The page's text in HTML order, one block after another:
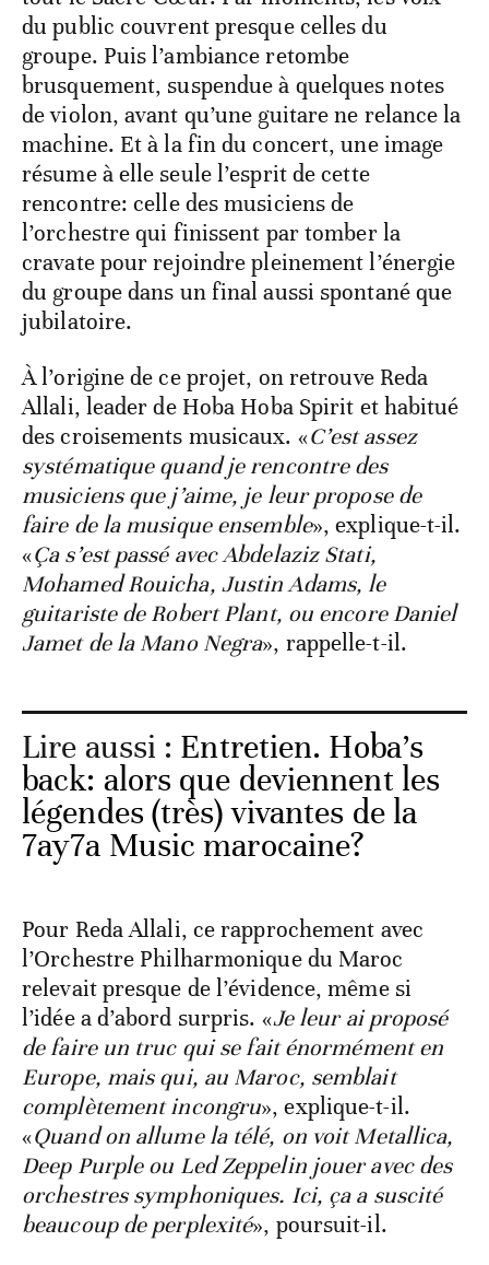
du public couvrent presque celles du
groupe. Puis l’ambiance retombe
brusquement, suspendue à quelques notes
de violon, avant qu’une guitare ne relance la
machine. Et à la fin du concert, une image
résume à elle seule l’esprit de cette
rencontre: celle des musiciens de
l’orchestre qui finissent par tomber la
cravate pour rejoindre pleinement l’énergie
du groupe dans un final aussi spontané que
jubilatoire.
À l’origine de ce projet, on retrouve Reda
Allali, leader de Hoba Hoba Spirit et habitué
des croisements musicaux. «C’est assez
systématique quand je rencontre des
musiciens que j’aime, je leur propose de
faire de la musique ensemble», explique-t-il.
«Ça s’est passé avec Abdelaziz Stati,
Mohamed Rouicha, Justin Adams, le
guitariste de Robert Plant, ou encore Daniel
Jamet de la Mano Negra», rappelle-t-il.
Lire aussi : Entretien. Hoba’s
back: alors que deviennent les
légendes (très) vivantes de la
7ay7a Music marocaine?
Pour Reda Allali, ce rapprochement avec
l’Orchestre Philharmonique du Maroc
relevait presque de l’évidence, même si
l’idée a d’abord surpris. «Je leur ai proposé
de faire un truc qui se fait énormément en
Europe, mais qui, au Maroc, semblait
complètement incongru», explique-t-il.
«Quand on allume la télé, on voit Metallica,
Deep Purple ou Led Zeppelin jouer avec des
orchestres symphoniques. Ici, ça a suscité
beaucoup de perplexité», poursuit-il.